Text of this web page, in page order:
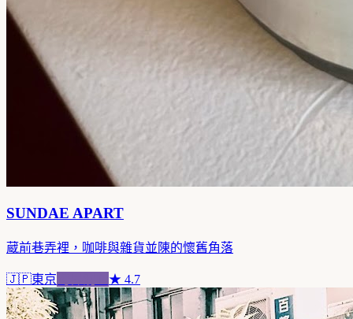
SUNDAE APART
蔵前巷弄裡，咖啡與雜貨並陳的懷舊角落
🇯🇵東京 ★ 4.7